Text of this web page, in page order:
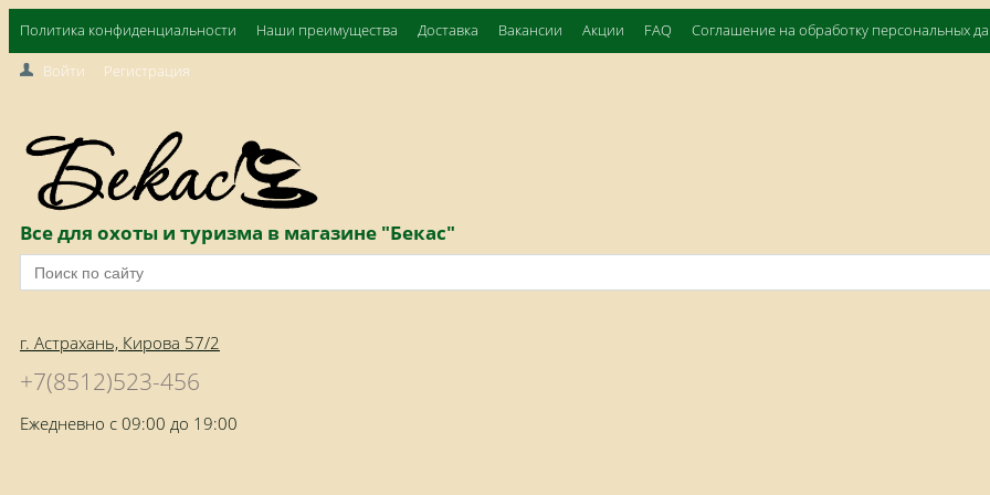
Политика конфиденциальности Наши преимущества Доставка Вакансии Акции FAQ Соглашение на обработку персональных
Войти Регистрация
Все для охоты и туризма в магазине "Бекас"
г. Астрахань, Кирова 57/2
+7(8512)523-456
Ежедневно с 09:00 до 19:00